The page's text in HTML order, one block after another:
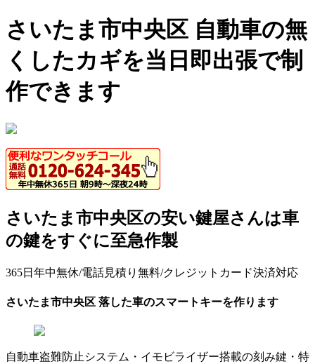
さいたま市中央区 自動車の無
くしたカギを当日即出張で制
作できます
さいたま市中央区の安い鍵屋さんは車
の鍵をすぐに至急作製
365日年中無休/電話見積り無料/クレジットカード決済対応
さいたま市中央区 落した車のスマートキーを作ります
自動車盗難防止システム・イモビライザー搭載の刻み鍵・特